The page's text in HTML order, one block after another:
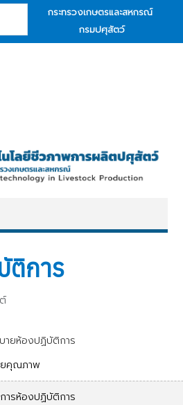
กระทรวงเกษตรและสหกรณ์
กรมปศุสัตว์
ติการ
ายห้องปฏิบัติการ
ยคุณภาพ
ารห้องปฏิบัติการ